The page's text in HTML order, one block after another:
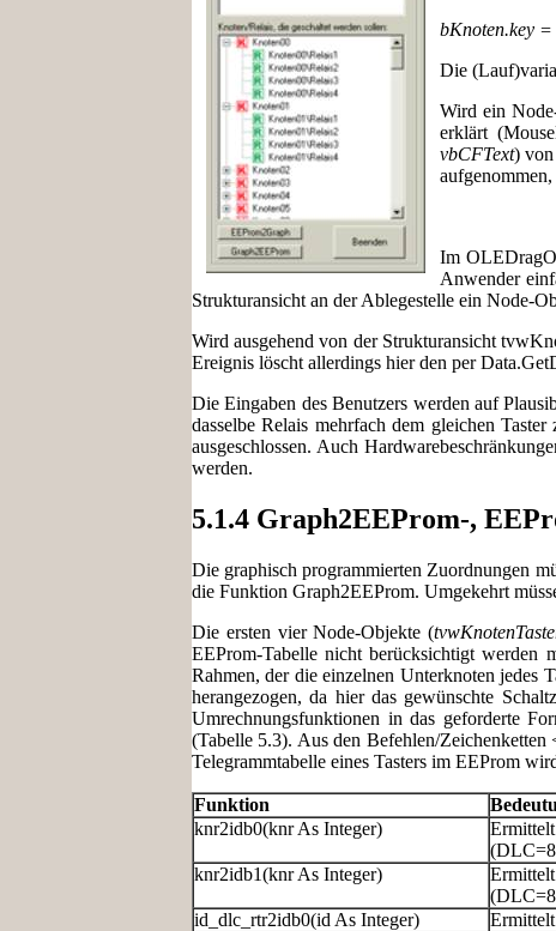
bKnoten.key
Die
Wird ein
erklärt
vbCFText)
Im
Anwender
Strukturansicht an der Ablegestelle ein Node-
Wird ausgehend von der Strukturansicht
Ereignis löscht allerdings hier den per
Die Eingaben des Benutzers werden auf
dasselbe Relais mehrfach dem gleichen
ausgeschlossen. Auch
werden.
5.1.4 Graph2EEProm-,
Die graphisch programmierten Zuordnungen
die Funktion Graph2EEProm. Umgekehrt
Die ersten vier Node-Objekte (
EEProm-Tabelle nicht berücksichtigt werden
Rahmen, der die einzelnen Unterknoten jedes
herangezogen, da hier das gewünschte
Umrechnungsfunktionen in das geforderte
(Tabelle 5.3). Aus den Befehlen/
Telegrammtabelle eines Tasters im EEProm
Funktion
knr2idb0(knr As Integer)
knr2idb1(knr As Integer)
id_dlc_rtr2idb0(id As Integer)